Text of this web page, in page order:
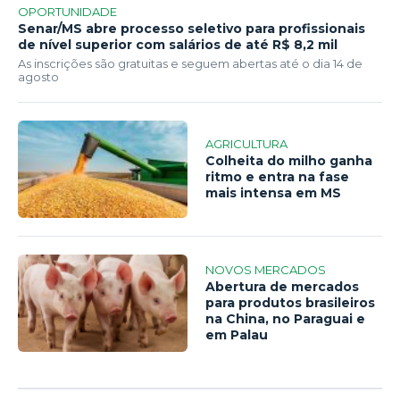
OPORTUNIDADE
Senar/MS abre processo seletivo para profissionais
de nível superior com salários de até R$ 8,2 mil
As inscrições são gratuitas e seguem abertas até o dia 14 de
agosto
AGRICULTURA
Colheita do milho ganha
ritmo e entra na fase
mais intensa em MS
NOVOS MERCADOS
Abertura de mercados
para produtos brasileiros
na China, no Paraguai e
em Palau